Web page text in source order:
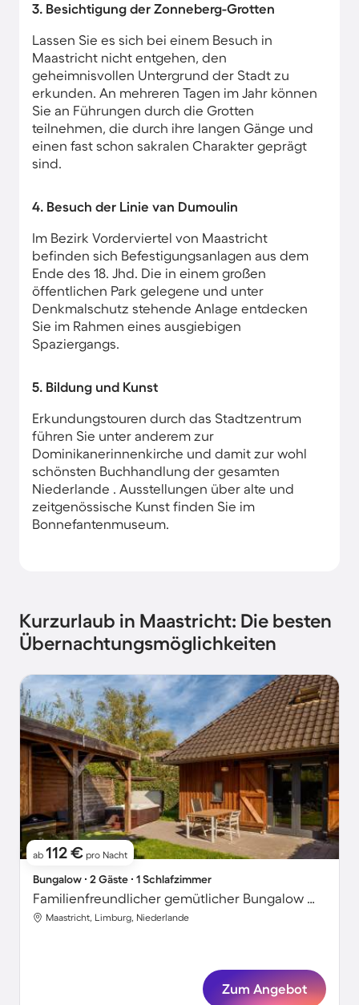
3. Besichtigung der Zonneberg-Grotten
Lassen Sie es sich bei einem Besuch in
Maastricht nicht entgehen, den
geheimnisvollen Untergrund der Stadt zu
erkunden. An mehreren Tagen im Jahr können
Sie an Führungen durch die Grotten
teilnehmen, die durch ihre langen Gänge und
einen fast schon sakralen Charakter geprägt
sind.
4. Besuch der Linie van Dumoulin
Im Bezirk Vorderviertel von Maastricht​
befinden sich Befestigungsanlagen aus dem
Ende des 18. Jhd. Die in einem großen
öffentlichen Park gelegene und unter
Denkmalschutz stehende Anlage entdecken
Sie im Rahmen eines ausgiebigen
Spaziergangs.
5. Bildung und Kunst
Erkundungstouren durch das Stadtzentrum
führen Sie unter anderem zur
Dominikanerinnenkirche​ und damit zur wohl
schönsten Buchhandlung der gesamten
Niederlande . Ausstellungen über alte und
zeitgenössische Kunst​ finden Sie im
Bonnefantenmuseum​.
Kurzurlaub in Maastricht: Die besten
Übernachtungsmöglichkeiten
ab 112 € pro Nacht
Bungalow ∙ 2 Gäste ∙ 1 Schlafzimmer
Familienfreundlicher gemütlicher Bungalow mit Sauna, Garten und Grill
Maastricht, Limburg, Niederlande
Zum Angebot